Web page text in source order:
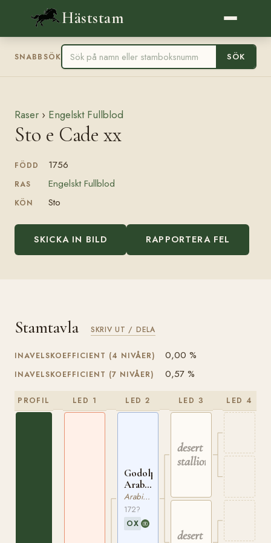
Häststam
SNABBSÖK SÖK
Raser › Engelskt Fullblod
Sto e Cade xx
FÖDD 1756
RAS Engelskt Fullblod
KÖN Sto
SKICKA IN BILD RAPPORTERA FEL
Stamtavla SKRIV UT / DELA
INAVELSKOEFFICIENT (4 NIVÅER) 0,00 %
INAVELSKOEFFICIENT (7 NIVÅER) 0,57 %
PROFIL LED 1 LED 2
Godolphin
Arabian
ox
Arabiskt Fullblod
172?
OX
LED 3
desert
stallion
desert
LED 4